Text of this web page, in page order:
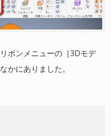
ボンメニューの［3Dモデ
かにありました。